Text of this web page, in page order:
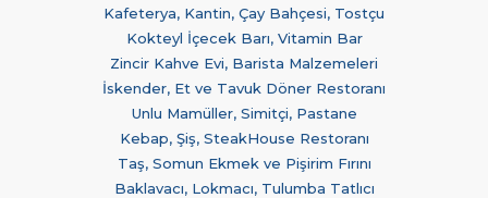
Kafeterya, Kantin, Çay Bahçesi, Tostçu
Kokteyl İçecek Barı, Vitamin Bar
Zincir Kahve Evi, Barista Malzemeleri
İskender, Et ve Tavuk Döner Restoranı
Unlu Mamüller, Simitçi, Pastane
Kebap, Şiş, SteakHouse Restoranı
Taş, Somun Ekmek ve Pişirim Fırını
Baklavacı, Lokmacı, Tulumba Tatlıcı